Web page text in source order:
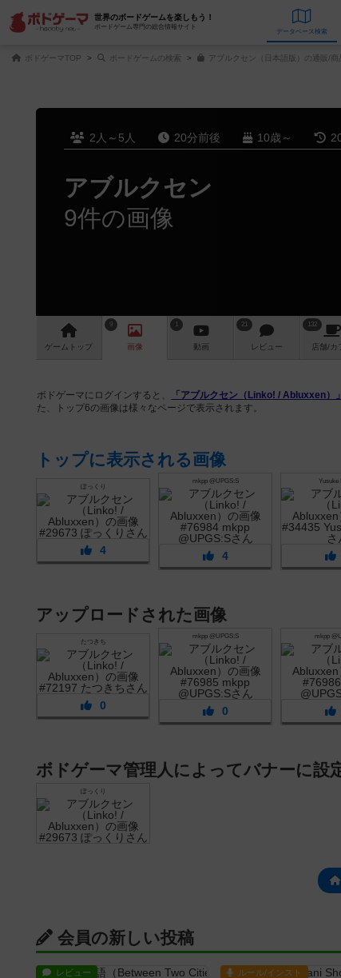
世界のボードゲームを楽しもう！
ボードゲーム専門の総合情報サイト
データベー
ボドゲーマTOP ボードゲームの検索 アブルクセン（日本語版）の通販/商
2人～5人 20分前後 10歳～
アブルクセン
9件の画像
ゲーム トップ
9
画像
1
動画
21
レビュー
132
店舗/カ
ボドゲーマにログインすると、 「アブルクセン（Linko! / Abluxxen）」
た、トップ6の画像は様々なページで表示されます。
トップに表示される画像
ぽっくり
4
mkpp @UPGS:S
4
Yusuke
アップロードされた画像
たつきち
0
mkpp @UPGS:S
0
mkpp
ボドゲーマ管理人によってバナーに設
ぽっくり
会員の新しい投稿
レビュー ルール/インスト